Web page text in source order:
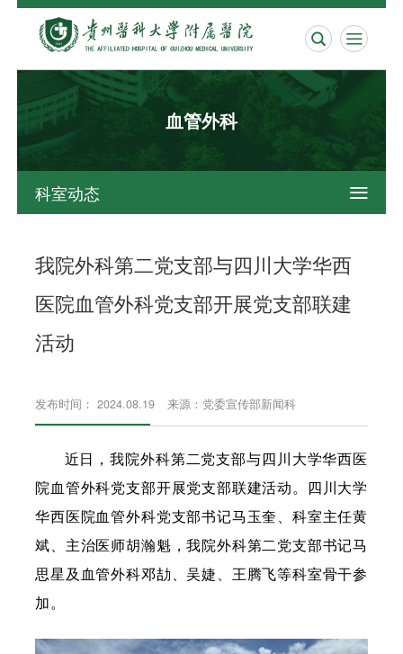
 
血管外科
科室动态 
我院外科第二党支部与四川大学华西
医院血管外科党支部开展党支部联建
活动
发布时间： 2024.08.19 来源：党委宣传部新闻科
近日，我院外科第二党支部与四川大学华西医
院血管外科党支部开展党支部联建活动。四川大学
华西医院血管外科党支部书记马玉奎、科室主任黄
斌、主治医师胡瀚魁，我院外科第二党支部书记马
思星及血管外科邓劼、吴婕、王腾飞等科室骨干参
加。